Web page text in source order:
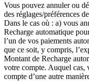
Vous pouvez annuler ou
des réglages/préférences
Dans le cas où : a) vous
Recharge automatique
l’un de vos paiements
que ce soit, y compris,
Montant de Recharge
votre compte. Auquel cas,
compte d’une autre